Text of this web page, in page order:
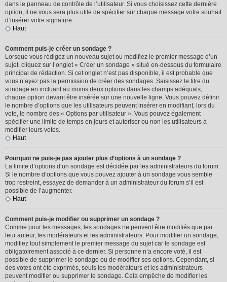
dans le panneau de contrôle de l’utilisateur. Si vous choisissez cette dernière
option, il ne vous sera plus utile de spécifier sur chaque message votre souhait
d’insérer votre signature.
Haut
Comment puis-je créer un sondage ?
Lorsque vous rédigez un nouveau sujet ou modifiez le premier message d’un
sujet, cliquez sur l’onglet « Créer un sondage » situé en-dessous du formulaire
principal de rédaction. Si cet onglet n’est pas disponible, il est probable que
vous n’ayez pas la permission de créer des sondages. Saisissez le titre du
sondage en incluant au moins deux options dans les champs adéquats,
chaque option devant être insérée sur une nouvelle ligne. Vous pouvez définir
le nombre d’options que les utilisateurs peuvent insérer en modifiant, lors du
vote, le nombre des « Options par utilisateur ». Vous pouvez également
spécifier une limite de temps en jours et autoriser ou non les utilisateurs à
modifier leurs votes.
Haut
Pourquoi ne puis-je pas ajouter plus d’options à un sondage ?
La limite d’options d’un sondage est décidée par les administrateurs du forum.
Si le nombre d’options que vous pouvez ajouter à un sondage vous semble
trop restreint, essayez de demander à un administrateur du forum s’il est
possible de l’augmenter.
Haut
Comment puis-je modifier ou supprimer un sondage ?
Comme pour les messages, les sondages ne peuvent être modifiés que par
leur auteur, les modérateurs et les administrateurs. Pour modifier un sondage,
modifiez tout simplement le premier message du sujet car le sondage est
obligatoirement associé à ce dernier. Si personne n’a encore voté, il est
possible de supprimer le sondage ou de modifier ses options. Cependant, si
des votes ont été exprimés, seuls les modérateurs et les administrateurs
peuvent modifier ou supprimer le sondage. Cela empêche de modifier les